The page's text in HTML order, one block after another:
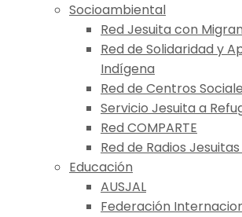
Socioambiental
Red Jesuita con
Red de Solidaridad y
Indígena
Red de Centros
Servicio Jesuita a
Red COMPARTE
Red de Radios Jesuitas
Educación
AUSJAL
Federación